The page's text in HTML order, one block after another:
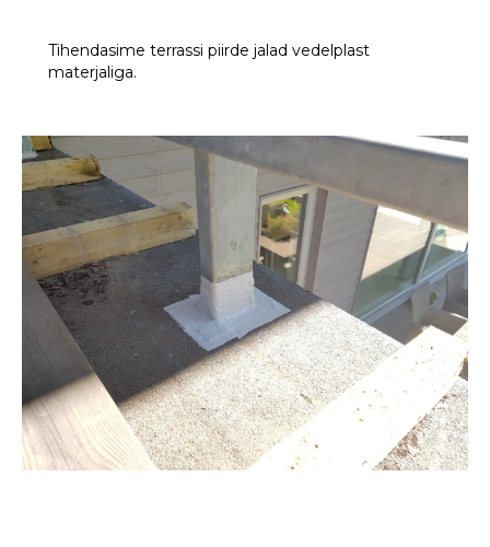
Tihendasime terrassi piirde jalad vedelplast
materjaliga.